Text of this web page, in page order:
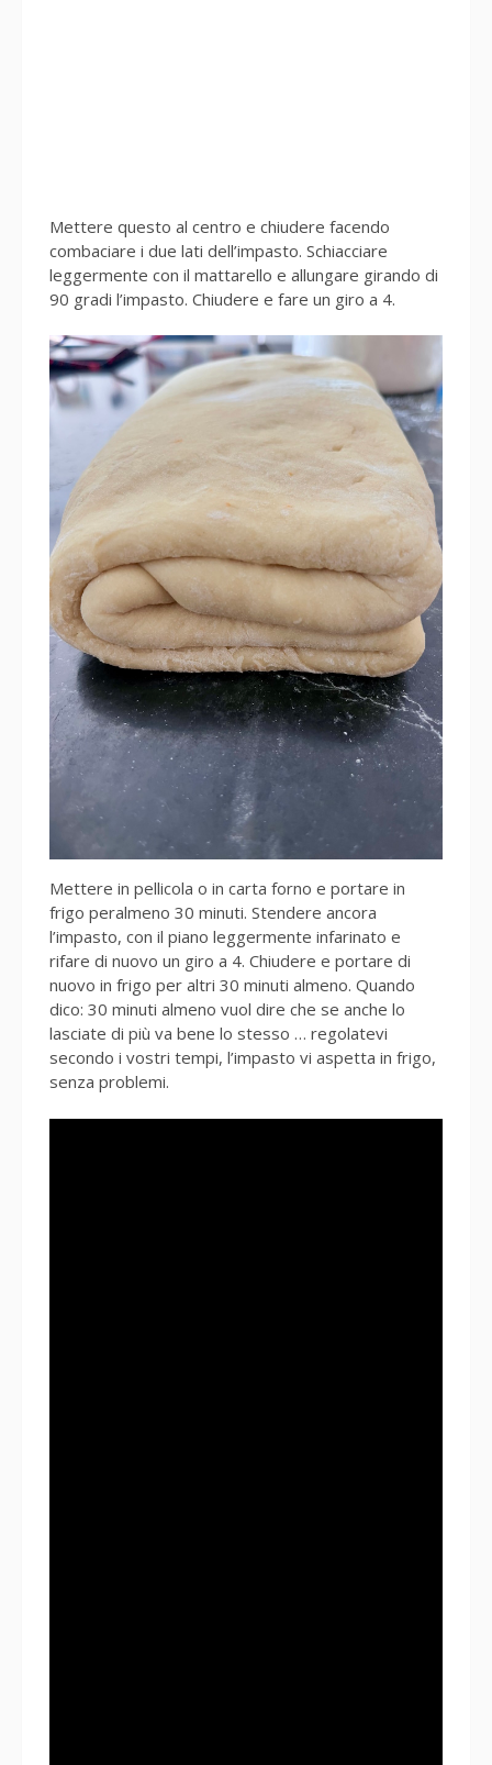
Mettere questo al centro e chiudere facendo
combaciare i due lati dell’impasto. Schiacciare
leggermente con il mattarello e allungare girando di
90 gradi l’impasto. Chiudere e fare un giro a 4.
Mettere in pellicola o in carta forno e portare in
frigo peralmeno 30 minuti. Stendere ancora
l’impasto, con il piano leggermente infarinato e
rifare di nuovo un giro a 4. Chiudere e portare di
nuovo in frigo per altri 30 minuti almeno. Quando
dico: 30 minuti almeno vuol dire che se anche lo
lasciate di più va bene lo stesso … regolatevi
secondo i vostri tempi, l’impasto vi aspetta in frigo,
senza problemi.